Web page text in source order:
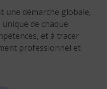
une démarche globale,
de chaque
et à tracer
professionnel et